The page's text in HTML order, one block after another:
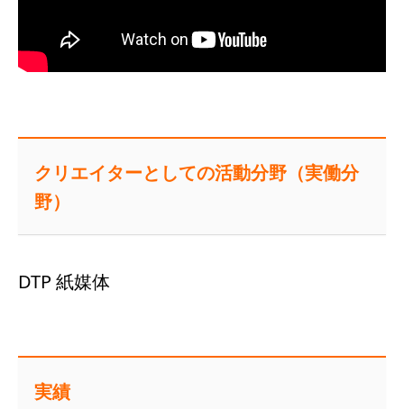
クリエイターとしての活動分野（実働分
野）
DTP 紙媒体
実績